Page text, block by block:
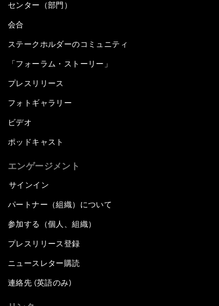
センター（部門）
会合
ステークホルダーのコミュニティ
「フォーラム・ストーリー」
プレスリリース
フォトギャラリー
ビデオ
ポッドキャスト
エンゲージメント
サインイン
パートナー（組織）について
参加する（個人、組織）
プレスリリース登録
ニュースレター購読
連絡先 (英語のみ)